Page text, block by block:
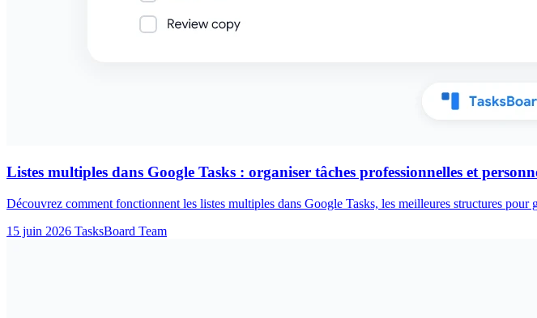
Listes multiples dans Google Tasks : organiser tâches professionnelles et
Découvrez comment fonctionnent les listes multiples dans Google Tasks, les meilleures structures
15 juin 2026 TasksBoard Team